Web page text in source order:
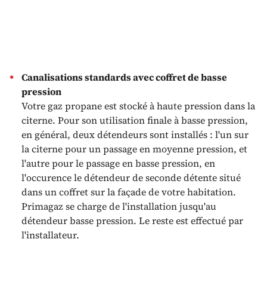
Canalisations standards avec coffret de basse
pression
Votre gaz propane est stocké à haute pression dans la
citerne. Pour son utilisation finale à basse pression,
en général, deux détendeurs sont installés : l'un sur
la citerne pour un passage en moyenne pression, et
l'autre pour le passage en basse pression, en
l'occurence le détendeur de seconde détente situé
dans un coffret sur la façade de votre habitation.
Primagaz se charge de l'installation jusqu'au
détendeur basse pression. Le reste est effectué par
l'installateur.